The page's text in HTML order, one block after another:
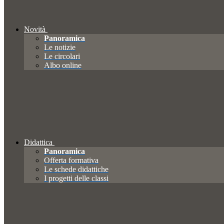
Novità
Panoramica
Le notizie
Le circolari
Albo online
Didattica
Panoramica
Offerta formativa
Le schede didattiche
I progetti delle classi